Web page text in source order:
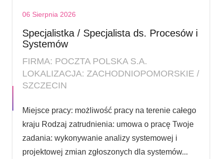
06 Sierpnia 2026
Specjalistka / Specjalista ds. Procesów i
Systemów
FIRMA: POCZTA POLSKA S.A.
LOKALIZACJA: ZACHODNIOPOMORSKIE /
SZCZECIN
Miejsce pracy: możliwość pracy na terenie całego
kraju Rodzaj zatrudnienia: umowa o pracę Twoje
zadania: wykonywanie analizy systemowej i
projektowej zmian zgłoszonych dla systemów...